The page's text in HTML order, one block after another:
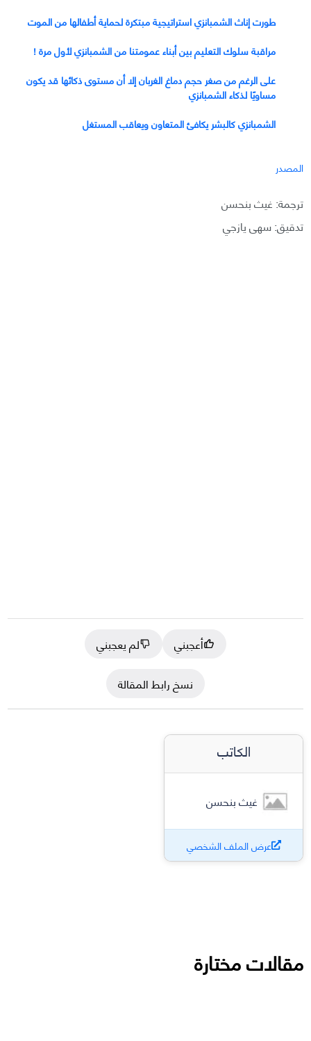
طورت إناث الشمبانزي استراتيجية مبتكرة لحماية أطفالها من الموت
مراقبة سلوك التعليم بين أبناء عمومتنا من الشمبانزي لأول مرة !
على الرغم من صغر حجم دماغ الغربان إلا أن مستوى ذكائها قد يكون
مساويًا لذكاء الشمبانزي
الشمبانزي كالبشر يكافئ المتعاون ويعاقب المستغل
المصدر
ترجمة: غيث بنحسن
تدقيق: سهى يازجي
أعجبني
لم يعجبني
نسخ رابط المقالة
الكاتب
غيث بنحسن
عرض الملف الشخصي
مقالات مختارة